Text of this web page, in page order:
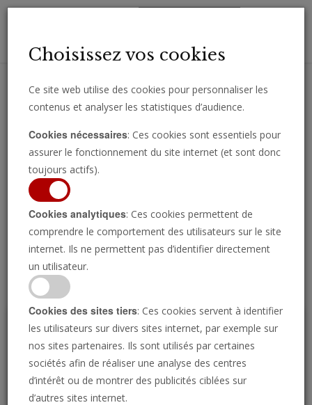
importantes directement par e-mail.
Regarder l’émission
P
Choisissez vos cookies
Ce site web utilise des cookies pour personnaliser les
contenus et analyser les statistiques d’audience.
Cookies nécessaires: Ces cookies sont essentiels pour
assurer le fonctionnement du site internet (et sont donc
toujours actifs).
Cookies analytiques: Ces cookies permettent de
comprendre le comportement des utilisateurs sur le site
internet. Ils ne permettent pas d’identifier directement
un utilisateur.
Cookies des sites tiers: Ces cookies servent à identifier
les utilisateurs sur divers sites internet, par exemple sur
nos sites partenaires. Ils sont utilisés par certaines
sociétés afin de réaliser une analyse des centres
d’intérêt ou de montrer des publicités ciblées sur
d’autres sites internet.